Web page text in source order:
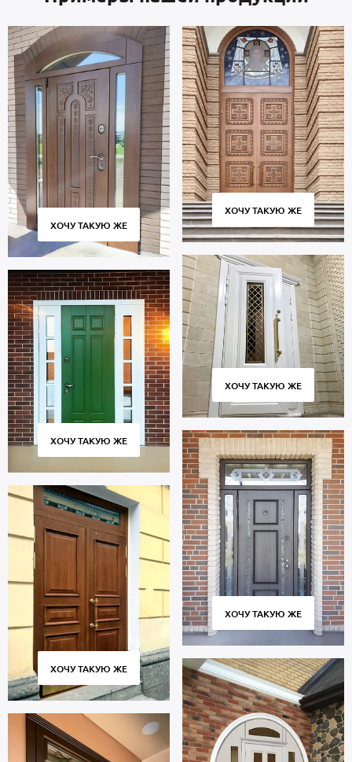
ХОЧУ ТАКУЮ ЖЕ
ХОЧУ ТАКУЮ ЖЕ
ХОЧУ ТАКУЮ ЖЕ
ХОЧУ ТАКУЮ ЖЕ
ХОЧУ ТАКУЮ ЖЕ
ХОЧУ ТАКУЮ ЖЕ